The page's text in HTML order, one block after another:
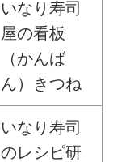
いなり寿司
屋の看板
（かんば
ん）きつね
いなり寿司
のレシピ研